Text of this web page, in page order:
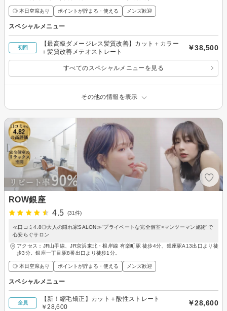
◎ 本日空席あり ポイントが貯まる・使える メンズ歓迎
スペシャルメニュー
初回
【最高級ダメージレス髪質改善】カット＋カラー
＋髪質改善メテオストレート
￥38,500
すべてのスペシャルメニューを見る
その他の情報を表示
ROW銀座
4.5
(31件)
≪口コミ4.8◎大人の隠れ家SALON≫“プライベートな完全個室×マンツーマン施術”で
心安らぐサロン
アクセス：JR山手線、JR京浜東北・根岸線 有楽町駅 徒歩4分、銀座駅A13出口より徒
歩3分。銀座一丁目駅8番出口より徒歩1分。
◎ 本日空席あり ポイントが貯まる・使える メンズ歓迎
スペシャルメニュー
全員
【新！縮毛矯正】カット＋酸性ストレート
￥28,600
￥28,600